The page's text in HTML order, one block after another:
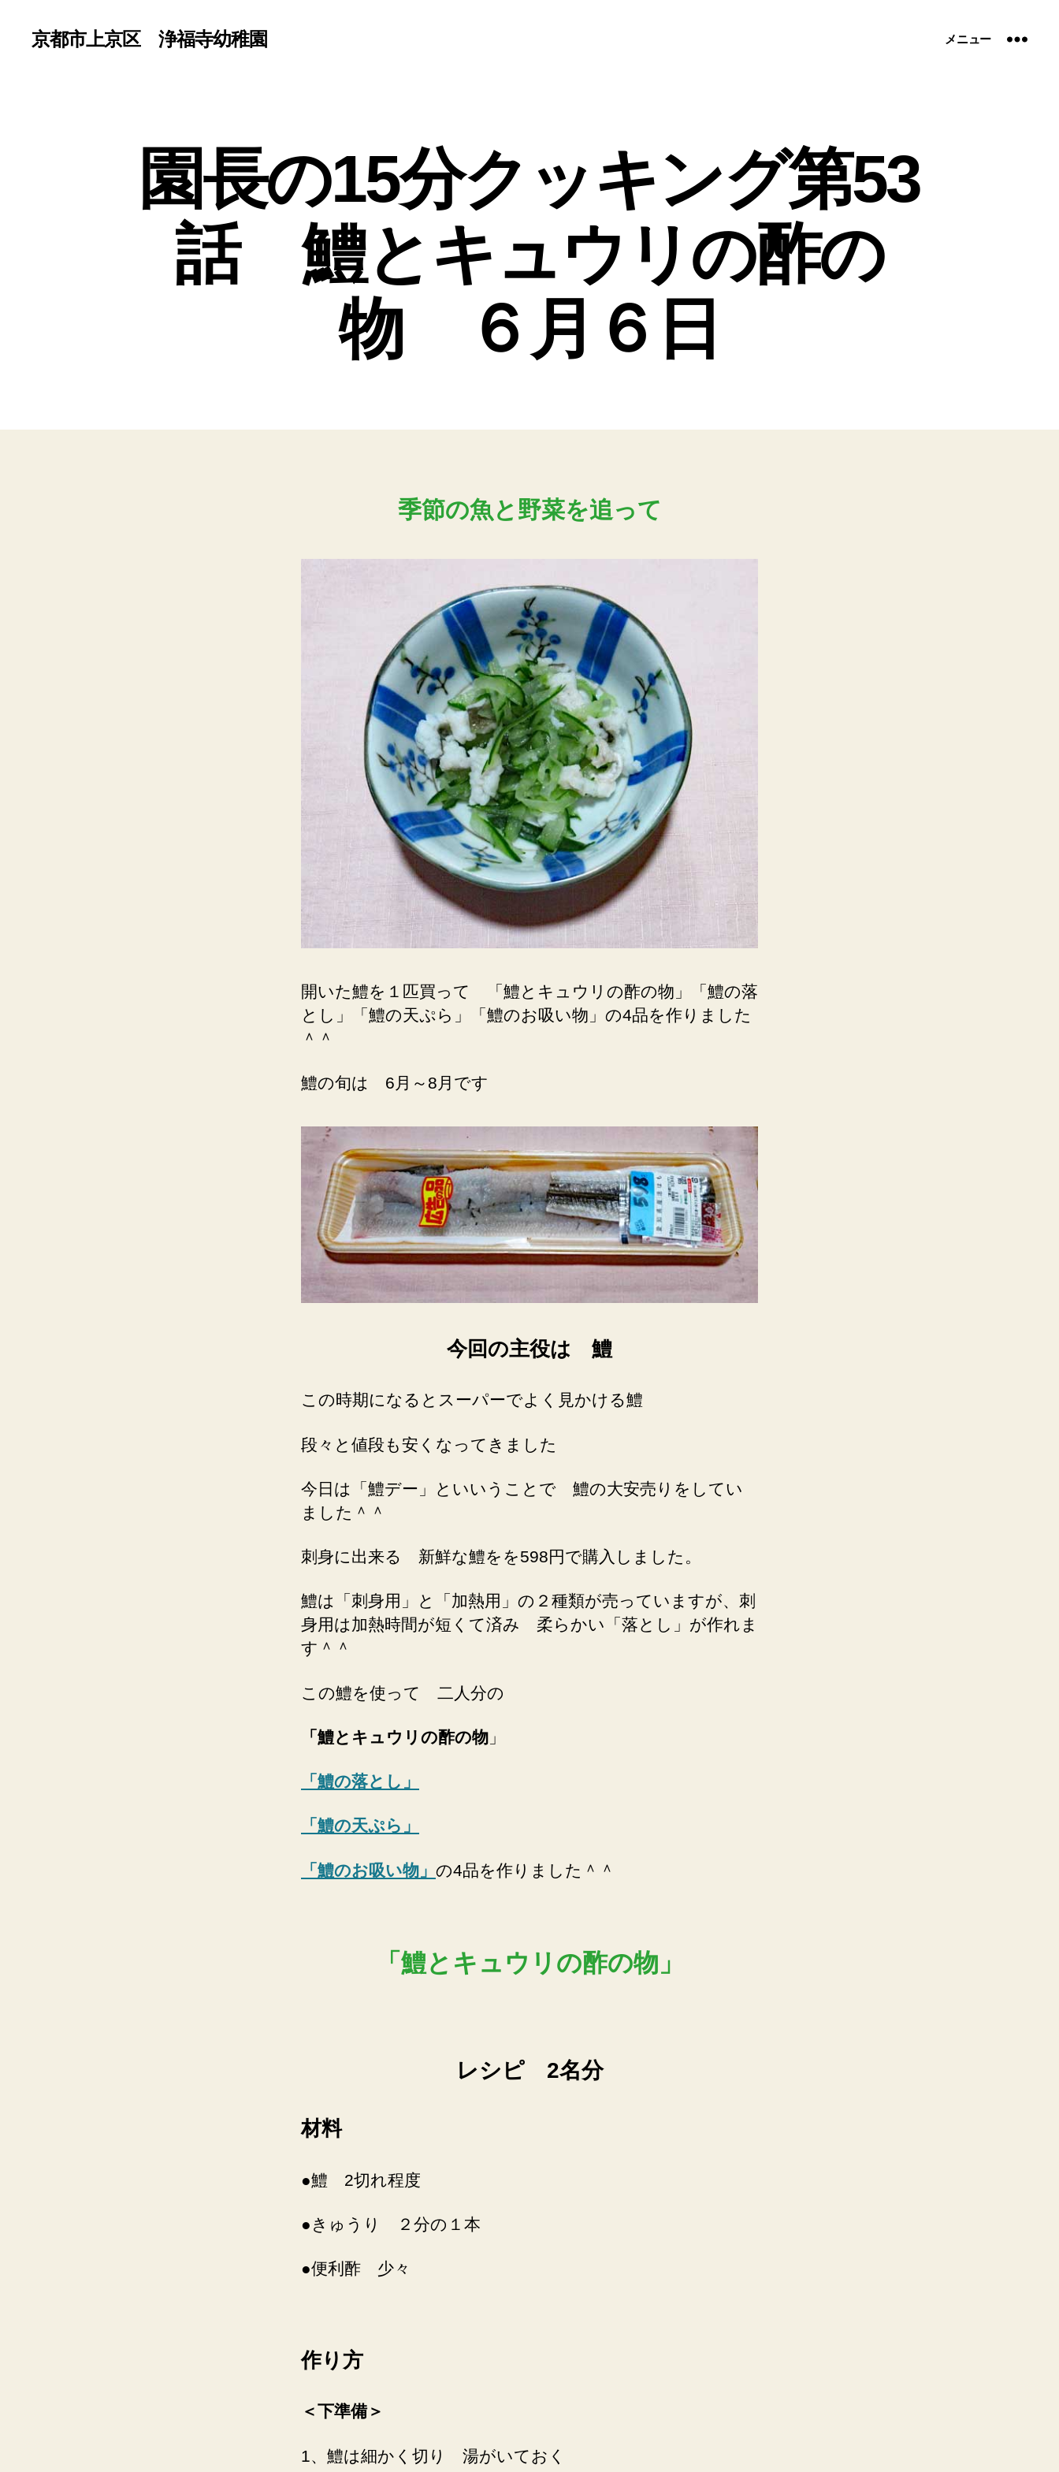
京都市上京区 浄福寺幼稚園 メニュー
園長の15分クッキング第53
話 鱧とキュウリの酢の
物 ６月６日
季節の魚と野菜を追って
開いた鱧を１匹買って 「鱧とキュウリの酢の物」「鱧の落
とし」「鱧の天ぷら」「鱧のお吸い物」の4品を作りました
＾＾
鱧の旬は 6月～8月です
今回の主役は 鱧
この時期になるとスーパーでよく見かける鱧
段々と値段も安くなってきました
今日は「鱧デー」といいうことで 鱧の大安売りをしてい
ました＾＾
刺身に出来る 新鮮な鱧をを598円で購入しました。
鱧は「刺身用」と「加熱用」の２種類が売っていますが、刺
身用は加熱時間が短くて済み 柔らかい「落とし」が作れま
す＾＾
この鱧を使って 二人分の
「鱧とキュウリの酢の物 」
「鱧の落とし」
「鱧の天ぷら」
「鱧のお吸い物」 の4品を作りました＾＾
「鱧とキュウリの酢の物」
レシピ 2名分
材料
●鱧 2切れ程度
●きゅうり ２分の１本
●便利酢 少々
作り方
＜下準備＞
1、鱧は細かく切り 湯がいておく